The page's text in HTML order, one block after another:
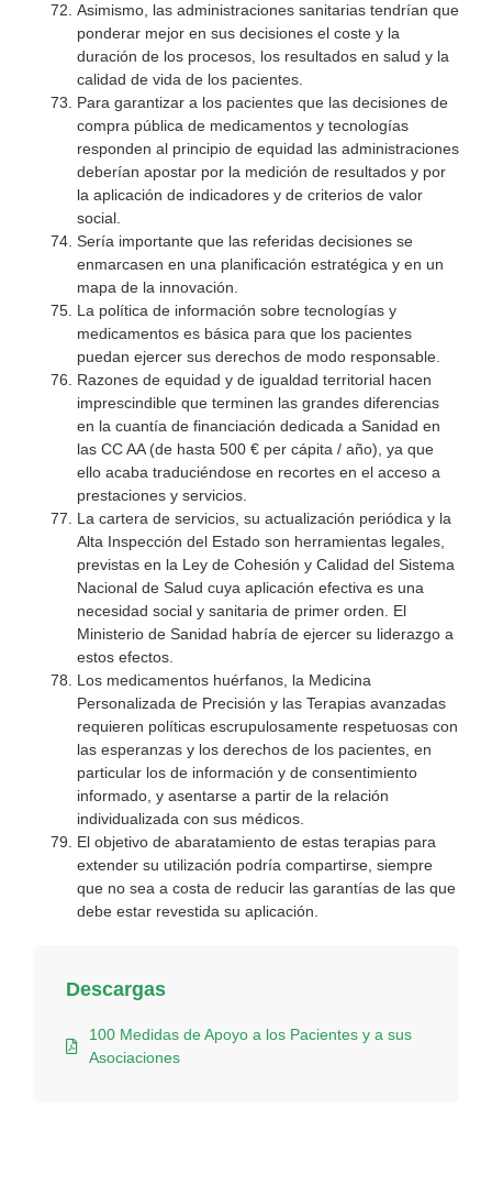
Asimismo, las administraciones sanitarias tendrían que
ponderar mejor en sus decisiones el coste y la
duración de los procesos, los resultados en salud y la
calidad de vida de los pacientes.
Para garantizar a los pacientes que las decisiones de
compra pública de medicamentos y tecnologías
responden al principio de equidad las administraciones
deberían apostar por la medición de resultados y por
la aplicación de indicadores y de criterios de valor
social.
Sería importante que las referidas decisiones se
enmarcasen en una planificación estratégica y en un
mapa de la innovación.
La política de información sobre tecnologías y
medicamentos es básica para que los pacientes
puedan ejercer sus derechos de modo responsable.
Razones de equidad y de igualdad territorial hacen
imprescindible que terminen las grandes diferencias
en la cuantía de financiación dedicada a Sanidad en
las CC AA (de hasta 500 € per cápita / año), ya que
ello acaba traduciéndose en recortes en el acceso a
prestaciones y servicios.
La cartera de servicios, su actualización periódica y la
Alta Inspección del Estado son herramientas legales,
previstas en la Ley de Cohesión y Calidad del Sistema
Nacional de Salud cuya aplicación efectiva es una
necesidad social y sanitaria de primer orden. El
Ministerio de Sanidad habría de ejercer su liderazgo a
estos efectos.
Los medicamentos huérfanos, la Medicina
Personalizada de Precisión y las Terapias avanzadas
requieren políticas escrupulosamente respetuosas con
las esperanzas y los derechos de los pacientes, en
particular los de información y de consentimiento
informado, y asentarse a partir de la relación
individualizada con sus médicos.
El objetivo de abaratamiento de estas terapias para
extender su utilización podría compartirse, siempre
que no sea a costa de reducir las garantías de las que
debe estar revestida su aplicación.
Descargas
100 Medidas de Apoyo a los Pacientes y a sus
Asociaciones